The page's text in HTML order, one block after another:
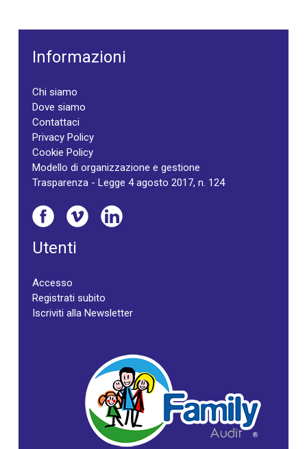
Informazioni
Chi siamo
Dove siamo
Contattaci
Privacy Policy
Cookie Policy
Modello di organizzazione e gestione
Trasparenza - Legge 4 agosto 2017, n. 124
Utenti
Accesso
Registrati subito
Iscriviti alla Newsletter